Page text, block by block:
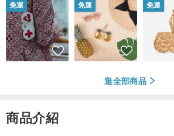
免運 免運 免運
逛全部商品
商品介紹